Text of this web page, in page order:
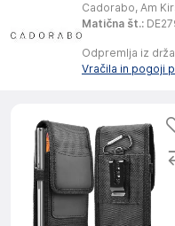
Cadorabo, Am
Matična št.:
Odpremlja iz
Vračila in pogoji